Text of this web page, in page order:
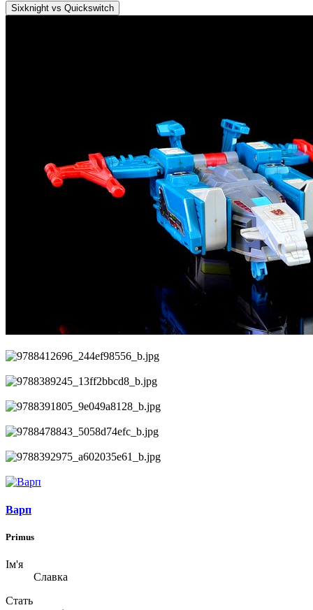
Sixknight vs Quickswitch
Варп
Primus
Ім'я
Славка
Стать